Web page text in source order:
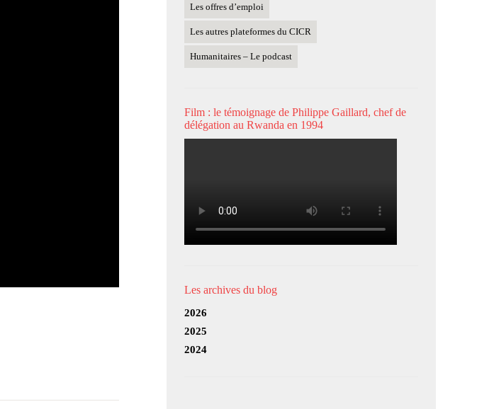
Les offres d’emploi
Les autres plateformes du CICR
Humanitaires – Le podcast
Film : le témoignage de Philippe Gaillard, chef de
délégation au Rwanda en 1994
Les archives du blog
2026
2025
2024